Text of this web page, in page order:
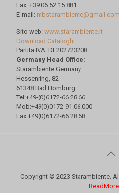
Fax: +39 06.52.15.881
E-mail: mbstarambiente@gmail.com
Sito web: www.starambiente.it
Download Cataloghi
Partita IVA: DE202723208
Germany Head Office:
Starambiente Germany
Hessenring, 82
61348 Bad Homburg
Tel:+49-(0)6172-66.28.66
Mob:+49(0)0172-91.06.000
Fax:+49(0)6172-66.28.68
Copyright © 2023 Starambiente.